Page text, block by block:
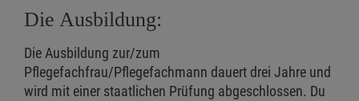
Die Ausbildung:
Die Ausbildung zur/zum
Pflegefachfrau/Pflegefachmann dauert drei Jahre und
wird mit einer staatlichen Prüfung abgeschlossen. Du